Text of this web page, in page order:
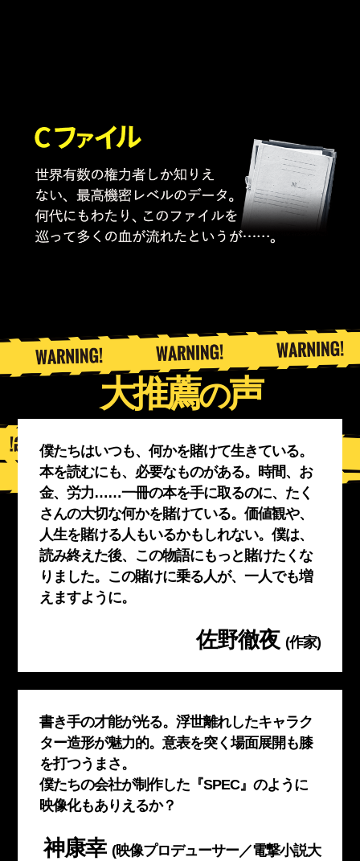
大推薦の声
僕たちはいつも、何かを賭けて生きている。
本を読むにも、必要なものがある。時間、お
金、労力……一冊の本を手に取るのに、たく
さんの大切な何かを賭けている。価値観や、
人生を賭ける人もいるかもしれない。僕は、
読み終えた後、この物語にもっと賭けたくな
りました。この賭けに乗る人が、一人でも増
えますように。
佐野徹夜 (作家)
書き手の才能が光る。浮世離れしたキャラク
ター造形が魅力的。意表を突く場面展開も膝
を打つうまさ。
僕たちの会社が制作した『SPEC』のように
映像化もありえるか？
神康幸 (映像プロデューサー／電撃小説大